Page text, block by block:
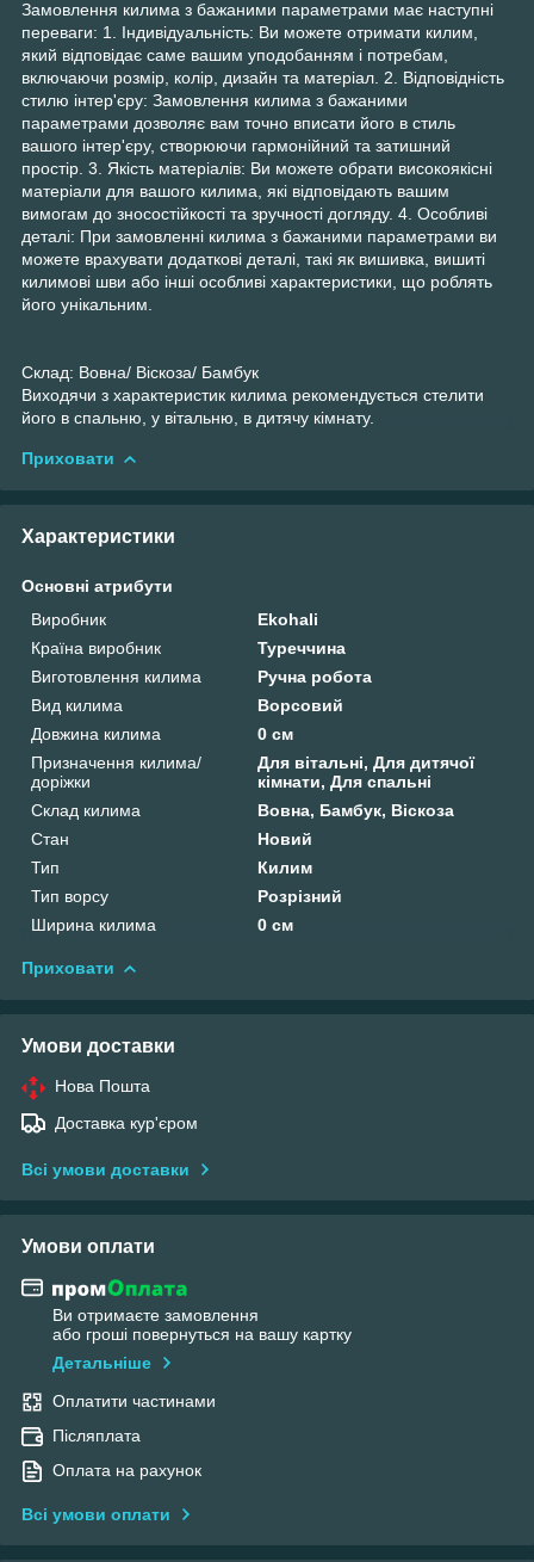
Замовлення килима з бажаними параметрами має наступні
переваги: 1. Індивідуальність: Ви можете отримати килим,
який відповідає саме вашим уподобанням і потребам,
включаючи розмір, колір, дизайн та матеріал. 2. Відповідність
стилю інтер'єру: Замовлення килима з бажаними
параметрами дозволяє вам точно вписати його в стиль
вашого інтер'єру, створюючи гармонійний та затишний
простір. 3. Якість матеріалів: Ви можете обрати високоякісні
матеріали для вашого килима, які відповідають вашим
вимогам до зносостійкості та зручності догляду. 4. Особливі
деталі: При замовленні килима з бажаними параметрами ви
можете врахувати додаткові деталі, такі як вишивка, вишиті
килимові шви або інші особливі характеристики, що роблять
його унікальним.
Склад: Вовна/ Віскоза/ Бамбук
Виходячи з характеристик килима рекомендується стелити
його в спальню, у вітальню, в дитячу кімнату.
Приховати
Характеристики
Основні атрибути
Виробник
Ekohali
Країна виробник
Туреччина
Виготовлення килима
Ручна робота
Вид килима
Ворсовий
Довжина килима
0 см
Призначення килима/
доріжки
Для вітальні, Для дитячої
кімнати, Для спальні
Склад килима
Вовна, Бамбук, Віскоза
Стан
Новий
Тип
Килим
Тип ворсу
Розрізний
Ширина килима
0 см
Приховати
Умови доставки
Нова Пошта
Доставка кур'єром
Всі умови доставки
Умови оплати
Ви отримаєте замовлення
або гроші повернуться на вашу картку
Детальніше
Оплатити частинами
Післяплата
Оплата на рахунок
Всі умови оплати